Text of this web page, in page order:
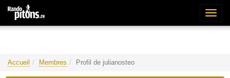
Accueil Membres Profil de julianosteo